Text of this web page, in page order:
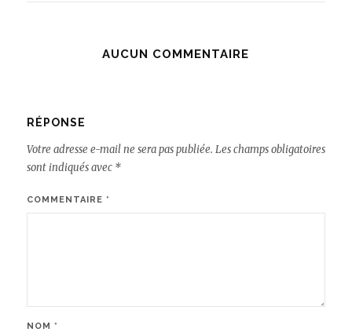
AUCUN COMMENTAIRE
RÉPONSE
Votre adresse e-mail ne sera pas publiée. Les champs obligatoires
sont indiqués avec *
COMMENTAIRE *
NOM *